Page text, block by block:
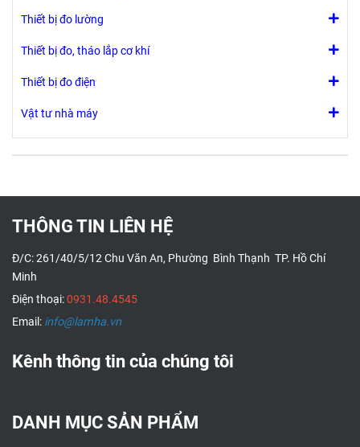
Thiết bị đo lường
Thiết bị đo, tháo lắp cơ khí
Thiết bị đo điện
Vật tư nhà máy
THÔNG TIN LIÊN HỆ
Đ/C: 261/40/5/12 Chu Văn An, Phường Bình Thạnh TP. Hồ Chí
Minh
Điện thoại:0931.48.4545
Email: info@lamha.vn
Kênh thông tin của chúng tôi
DANH MỤC SẢN PHẨM